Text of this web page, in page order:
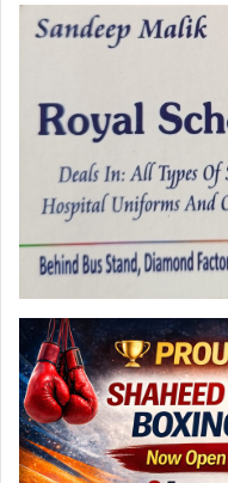
c
b
o
o
k
st
o
d
o
n
ai ar